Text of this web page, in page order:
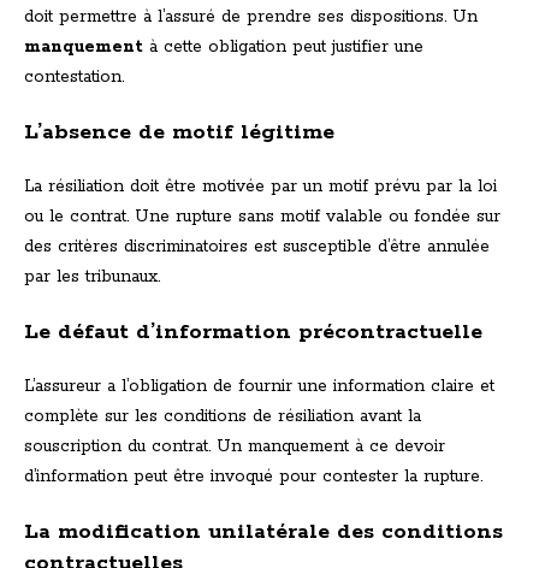
doit permettre à l’assuré de prendre ses dispositions. Un
manquement à cette obligation peut justifier une
contestation.
L’absence de motif légitime
La résiliation doit être motivée par un motif prévu par la loi
ou le contrat. Une rupture sans motif valable ou fondée sur
des critères discriminatoires est susceptible d’être annulée
par les tribunaux.
Le défaut d’information précontractuelle
L’assureur a l’obligation de fournir une information claire et
complète sur les conditions de résiliation avant la
souscription du contrat. Un manquement à ce devoir
d’information peut être invoqué pour contester la rupture.
La modification unilatérale des conditions